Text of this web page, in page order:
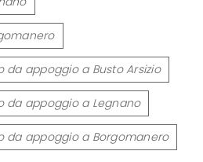
da appoggio a Busto Arsizio
da appoggio a Legnano
da appoggio a Borgomanero